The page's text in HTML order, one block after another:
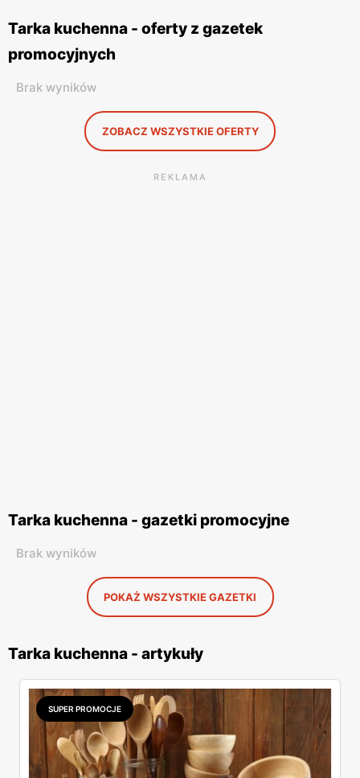
Tarka kuchenna - oferty z gazetek
promocyjnych
Brak wyników
ZOBACZ WSZYSTKIE OFERTY
REKLAMA
Tarka kuchenna - gazetki promocyjne
Brak wyników
POKAŻ WSZYSTKIE GAZETKI
Tarka kuchenna - artykuły
SUPER PROMOCJE